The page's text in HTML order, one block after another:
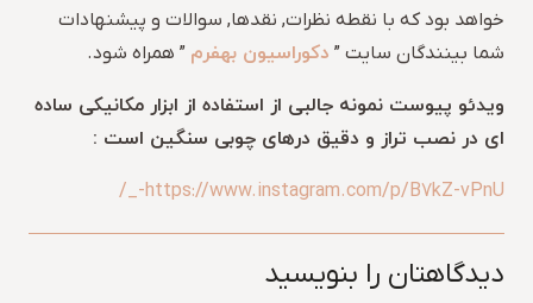
خواهد بود که با نقطه نظرات, نقدها, سوالات و پیشنهادات
شما بینندگان سایت ” دکوراسیون بهفرم ” همراه شود.
ویدئو پیوست نمونه جالبی از استفاده از ابزار مکانیکی ساده
ای در نصب تراز و دقیق درهای چوبی سنگین است :
https://www.instagram.com/p/B7kZ-vPnU-_/
دیدگاهتان را بنویسید